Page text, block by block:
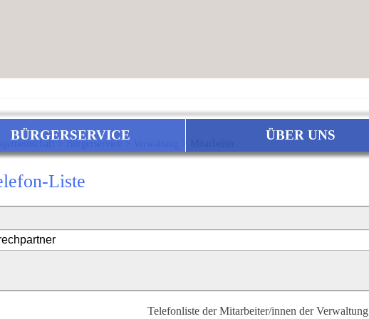
BÜRGERSERVICE ÜBER UNS
>Bürgerservice>
Liste
Telefonliste der Mitarbeiter/innen der Verwaltung